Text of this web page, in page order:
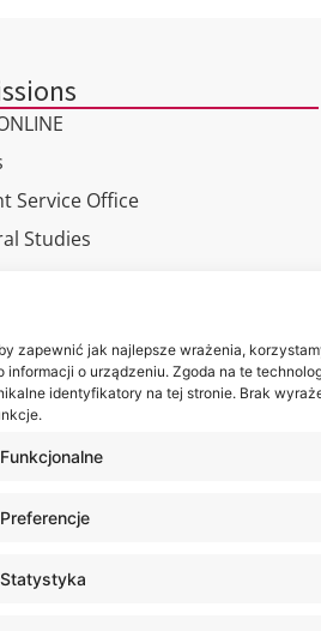
zapewnić jak najlepsze wrażenia,
informacji o urządzeniu. Zgoda na te
identyfikatory na tej stronie. Brak
Funkcjonalne
Preferencje
Statystyka
Service Office
Studies
St.,
Lublin
81 749 32 13